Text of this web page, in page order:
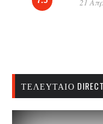
21
ΤΕΛΕΥΤΑΊΟ